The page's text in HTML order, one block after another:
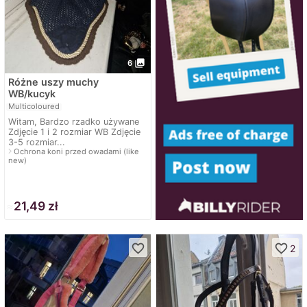
6 photo_library
Różne uszy muchy
WB/kucyk
Multicoloured
Witam, Bardzo rzadko używane
Zdjęcie 1 i 2 rozmiar WB Zdjęcie
3-5 rozmiar...
navigate_nextOchrona koni przed owadami (like
new)
21,49 zł
favorite_border favorite_border 2